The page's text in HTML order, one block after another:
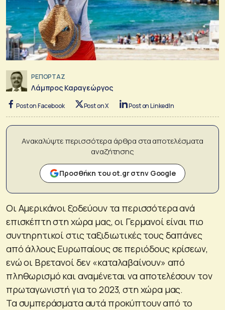
ΡΕΠΟΡΤΑΖ
Λάμπρος Καραγεώργος
Post on Facebook Post on X Post on LinkedIn
Ανακαλύψτε περισσότερα άρθρα στα αποτελέσματα
αναζήτησης
Προσθήκη του ot.gr στην Google
Οι Αμερικάνοι ξοδεύουν τα περισσότερα ανά
επισκέπτη στη χώρα μας, οι Γερμανοί είναι πιο
συντηρητικοί στις ταξιδιωτικές τους δαπάνες
από άλλους Ευρωπαίους σε περιόδους κρίσεων,
ενώ οι Βρετανοί δεν «καταλαβαίνουν» από
πληθωρισμό και αναμένεται να αποτελέσουν τον
πρωταγωνιστή για το 2023, στη χώρα μας.
Τα συμπεράσματα αυτά προκύπτουν από το